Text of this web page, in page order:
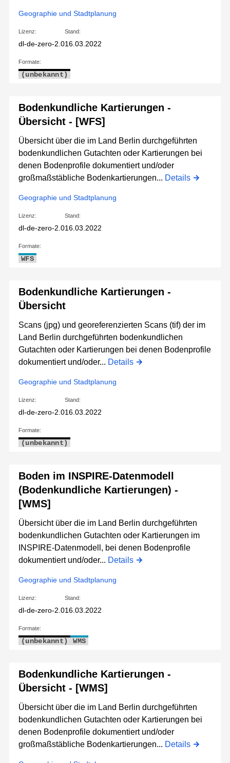
Geographie und Stadtplanung
Lizenz:
dl-de-zero-2.0
Stand:
16.03.2022
Formate:
(unbekannt)
Bodenkundliche Kartierungen -
Übersicht - [WFS]
Übersicht über die im Land Berlin durchgeführten
bodenkundlichen Gutachten oder Kartierungen bei
denen Bodenprofile dokumentiert und/oder
großmaßstäbliche Bodenkartierungen... Details
Geographie und Stadtplanung
Lizenz:
dl-de-zero-2.0
Stand:
16.03.2022
Formate:
WFS
Bodenkundliche Kartierungen -
Übersicht
Scans (jpg) und georeferenzierten Scans (tif) der im
Land Berlin durchgeführten bodenkundlichen
Gutachten oder Kartierungen bei denen Bodenprofile
dokumentiert und/oder... Details
Geographie und Stadtplanung
Lizenz:
dl-de-zero-2.0
Stand:
16.03.2022
Formate:
(unbekannt)
Boden im INSPIRE-Datenmodell
(Bodenkundliche Kartierungen) -
[WMS]
Übersicht über die im Land Berlin durchgeführten
bodenkundlichen Gutachten oder Kartierungen im
INSPIRE-Datenmodell, bei denen Bodenprofile
dokumentiert und/oder... Details
Geographie und Stadtplanung
Lizenz:
dl-de-zero-2.0
Stand:
16.03.2022
Formate:
(unbekannt) WMS
Bodenkundliche Kartierungen -
Übersicht - [WMS]
Übersicht über die im Land Berlin durchgeführten
bodenkundlichen Gutachten oder Kartierungen bei
denen Bodenprofile dokumentiert und/oder
großmaßstäbliche Bodenkartierungen... Details